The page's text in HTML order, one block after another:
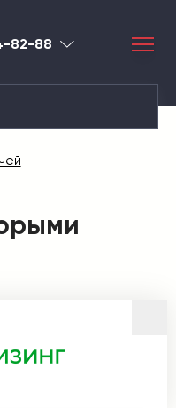
82-88 Красноярск